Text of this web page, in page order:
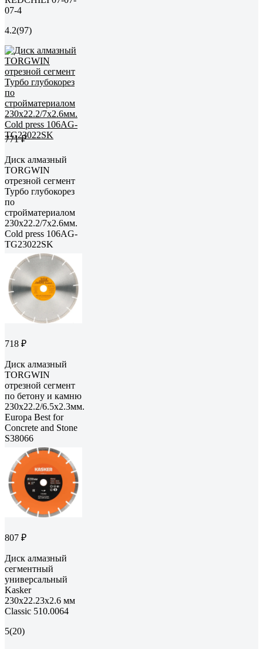
07-4
4.2(97)
771 ₽
Диск алмазный
TORGWIN
отрезной сегмент
Турбо глубокорез
по
стройматериалом
230х22.2/7х2.6мм.
Сold press 106AG-
TG23022SK
718 ₽
Диск алмазный
TORGWIN
отрезной сегмент
по бетону и камню
230x22.2/6.5x2.3мм.
Europa Best for
Concrete and Stone
S38066
807 ₽
Диск алмазный
сегментный
универсальный
Kasker
230х22.23х2.6 мм
Classic 510.0064
5(20)